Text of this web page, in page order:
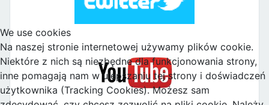
We use cookies
Na naszej stronie internetowej używamy plików cookie.
Niektóre z nich są niezbędne dla funkcjonowania strony,
inne pomagają nam w ulepszaniu tej strony i doświadczeń
użytkownika (Tracking Cookies). Możesz sam